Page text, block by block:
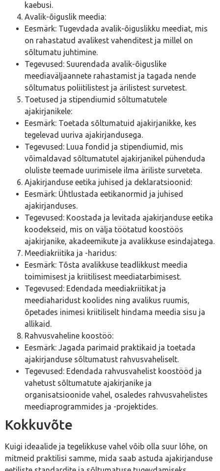
kaebusi.
Avalik-õiguslik meedia:
Eesmärk: Tugevdada avalik-õiguslikku meediat, mis
on rahastatud avalikest vahenditest ja millel on
sõltumatu juhtimine.
Tegevused: Suurendada avalik-õiguslike
meediaväljaannete rahastamist ja tagada nende
sõltumatus poliitilistest ja ärilistest survetest.
Toetused ja stipendiumid sõltumatutele
ajakirjanikele:
Eesmärk: Toetada sõltumatuid ajakirjanikke, kes
tegelevad uuriva ajakirjandusega.
Tegevused: Luua fondid ja stipendiumid, mis
võimaldavad sõltumatutel ajakirjanikel pühenduda
oluliste teemade uurimisele ilma äriliste surveteta.
Ajakirjanduse eetika juhised ja deklaratsioonid:
Eesmärk: Ühtlustada eetikanormid ja juhised
ajakirjanduses.
Tegevused: Koostada ja levitada ajakirjanduse eetika
koodekseid, mis on välja töötatud koostöös
ajakirjanike, akadeemikute ja avalikkuse esindajatega.
Meediakriitika ja -haridus:
Eesmärk: Tõsta avalikkuse teadlikkust meedia
toimimisest ja kriitilisest meediatarbimisest.
Tegevused: Edendada meediakriitikat ja
meediaharidust koolides ning avalikus ruumis,
õpetades inimesi kriitiliselt hindama meedia sisu ja
allikaid.
Rahvusvaheline koostöö:
Eesmärk: Jagada parimaid praktikaid ja toetada
ajakirjanduse sõltumatust rahvusvaheliselt.
Tegevused: Edendada rahvusvahelist koostööd ja
vahetust sõltumatute ajakirjanike ja
organisatsioonide vahel, osaledes rahvusvahelistes
meediaprogrammides ja -projektides.
Kokkuvõte
Kuigi ideaalide ja tegelikkuse vahel võib olla suur lõhe, on
mitmeid praktilisi samme, mida saab astuda ajakirjanduse